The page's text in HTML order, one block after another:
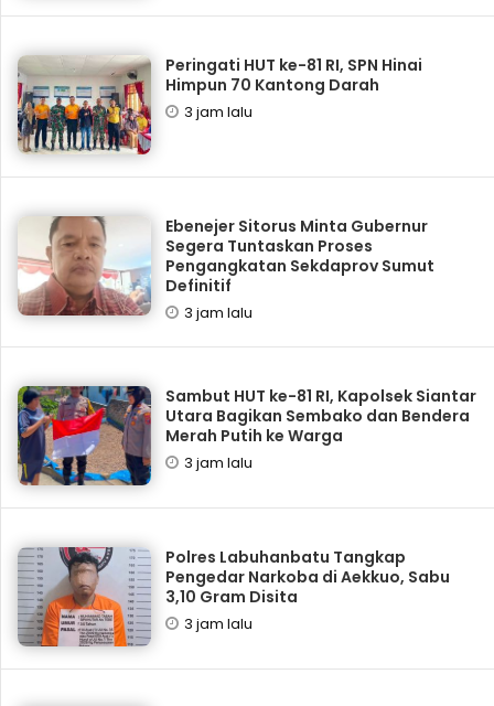
Peringati HUT ke-81 RI, SPN Hinai
Himpun 70 Kantong Darah
3 jam lalu
Ebenejer Sitorus Minta Gubernur
Segera Tuntaskan Proses
Pengangkatan Sekdaprov Sumut
Definitif
3 jam lalu
Sambut HUT ke-81 RI, Kapolsek Siantar
Utara Bagikan Sembako dan Bendera
Merah Putih ke Warga
3 jam lalu
Polres Labuhanbatu Tangkap
Pengedar Narkoba di Aekkuo, Sabu
3,10 Gram Disita
3 jam lalu